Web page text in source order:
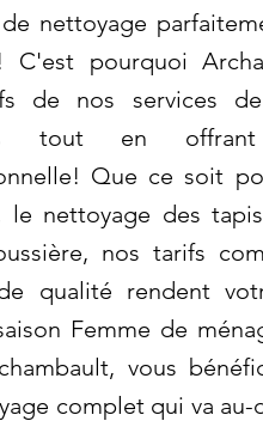
nettoyage
C'est pourquoi
de nos services
tout en
Que ce soit
le nettoyage des
nos tarifs
qualité rendent
Femme de
vous
complet qui va au-